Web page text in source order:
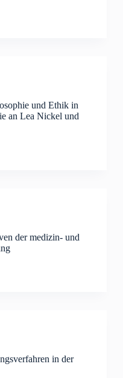
und Ethik in
an Lea Nickel und
der medizin- und
in der